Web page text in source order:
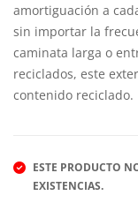
amortiguación a
sin importar la
caminata larga o
reciclados, este
contenido reciclado.
ESTE PRODUCTO
EXISTENCIAS.